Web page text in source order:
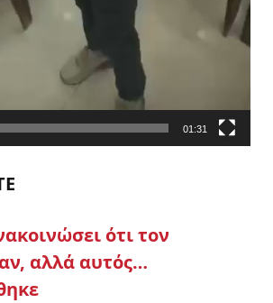
01:31
ότι τον
αλλά αυτός…